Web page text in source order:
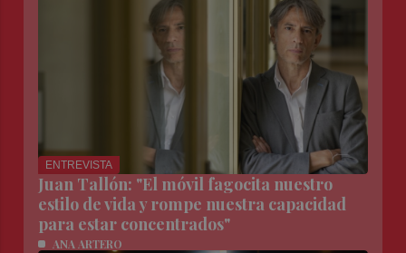
ENTREVISTA
Juan Tallón: "El móvil fagocita nuestro
estilo de vida y rompe nuestra capacidad
para estar concentrados"
ANA ARTERO